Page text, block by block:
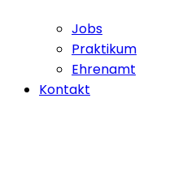
Jobs
Praktikum
Ehrenamt
Kontakt